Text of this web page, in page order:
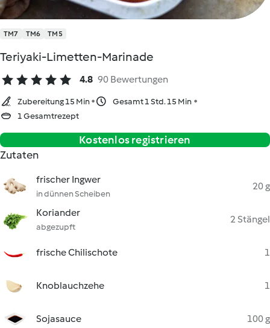
TM7 TM6 TM5
Teriyaki-Limetten-Marinade
4.8 90 Bewertungen
Zubereitung 15 Min
Gesamt 1 Std. 15 Min
1 Gesamtrezept
Kostenlos registrieren
Zutaten
frischer Ingwer
in dünnen Scheiben
20 g
Koriander
abgezupft
2 Stängel
frische Chilischote 1
Knoblauchzehe 1
Sojasauce 100 g